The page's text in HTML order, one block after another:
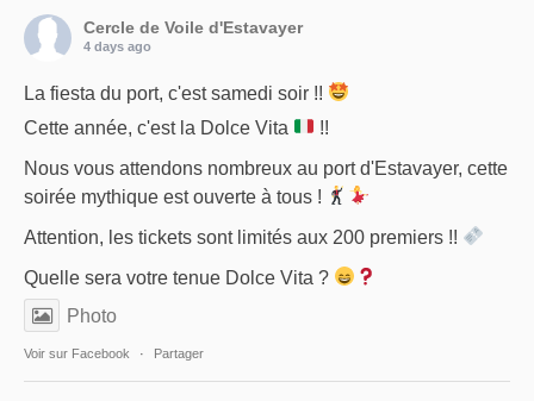
Cercle de Voile d'Estavayer
4 days ago
La fiesta du port, c'est samedi soir !!
Cette année, c'est la Dolce Vita
!!
Nous vous attendons nombreux au port d'Estavayer, cette
soirée mythique est ouverte à tous !
Attention, les tickets sont limités aux 200 premiers !!
Quelle sera votre tenue Dolce Vita ?
Photo
Voir sur Facebook · Partager